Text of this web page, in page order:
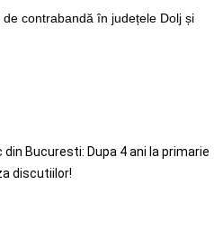
contrabandă în județele Dolj și
Bucuresti: Dupa 4 ani la primarie
discutiilor!